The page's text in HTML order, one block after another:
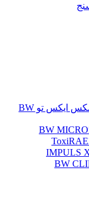
تعمیر و کالیبره دستگاه گازسنج مکس ایکس تو BW